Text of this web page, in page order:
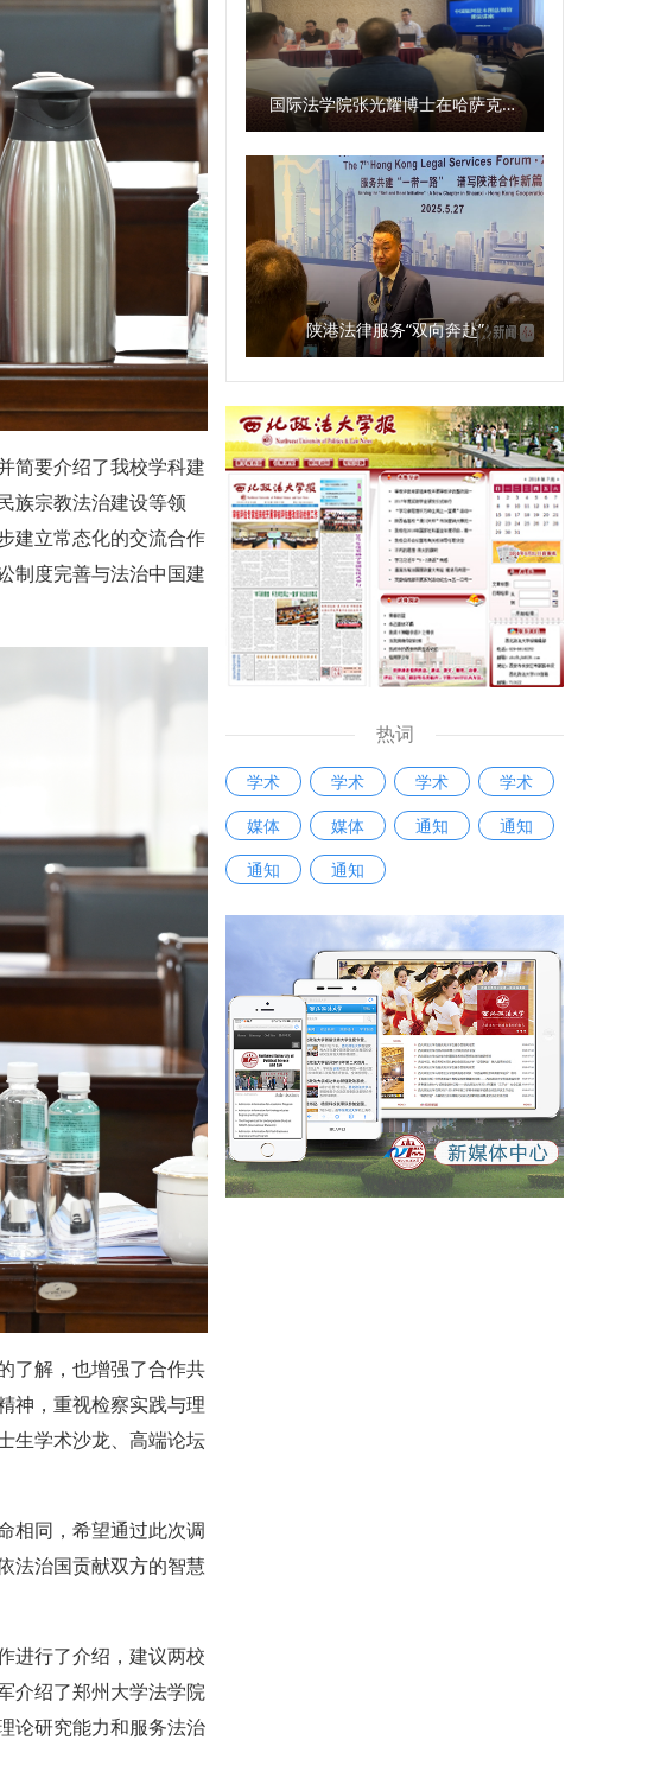
简要介绍了我校学科建
族宗教法治建设等领
建立常态化的交流合作
制度完善与法治中国建
了解，也增强了合作共
神，重视检察实践与理
生学术沙龙、高端论坛
相同，希望通过此次调
法治国贡献双方的智慧
进行了介绍，建议两校
介绍了郑州大学法学院
论研究能力和服务法治
国际法学院张光耀博士在哈萨克斯坦阿拉木图开展科研与社会服务活动
陕港法律服务“双向奔赴”
热词
学术 学术 学术
学术
媒体
媒体 通知
通知
通知
通知